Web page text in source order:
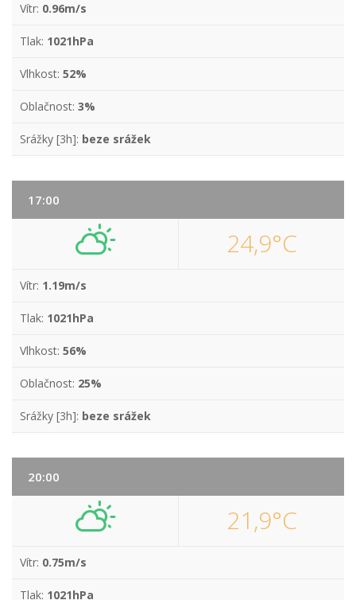
Vítr: 0.96m/s
Tlak: 1021hPa
Vlhkost: 52%
Oblačnost: 3%
Srážky [3h]: beze srážek
17:00
24,9°C
Vítr: 1.19m/s
Tlak: 1021hPa
Vlhkost: 56%
Oblačnost: 25%
Srážky [3h]: beze srážek
20:00
21,9°C
Vítr: 0.75m/s
Tlak: 1021hPa